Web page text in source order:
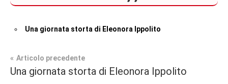
Una giornata storta di Eleonora Ippolito
Interviste
Navigazione
Articolo precedente
Una giornata storta di Eleonora Ippolito